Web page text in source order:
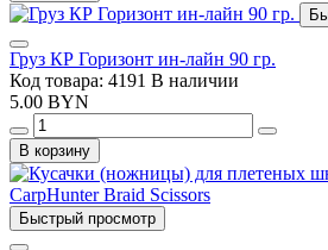
Груз КР Горизонт ин-лайн 90 гр.
Код товара: 4191 В наличии
5.00 BYN
В корзину
Быстрый просмотр